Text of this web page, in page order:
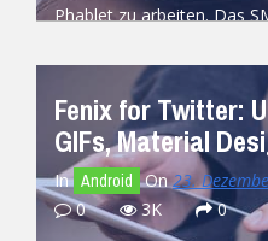
Phablet zu arbeiten. Das
Fenix for Twitter:
GIFs, Material
In Android On23.
0
3K 0